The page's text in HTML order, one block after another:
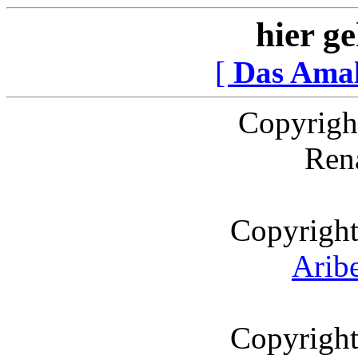
hier
[ Das